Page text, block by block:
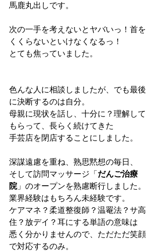
馬鹿丸出しです。
次の一手を考えないとヤバいっ！首を
くくらないといけなくなるっ！
とても焦っていました。
色んな人に相談しましたが、でも最後
に決断するのは自分。
母親に現状を話し、十分に？理解して
もらって、長らく続けてきた
手芸店を閉店することにしました。
深謀遠慮を重ね、熟思黙想の毎日、
そして訪問マッサージ「 だんご治療
院」のオープンを熟慮断行しました。
業界経験はもちろん未経験です。
ケアマネ？柔道整復師？温罨法？サ高
住？放デイ？耳にする単語の意味は
悉く分かりませんので、ただただ笑顔
で対応するのみ。